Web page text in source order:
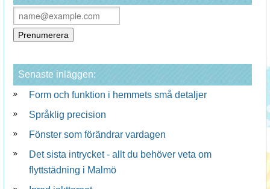
Senaste inläggen:
Form och funktion i hemmets små detaljer
Språklig precision
Fönster som förändrar vardagen
Det sista intrycket - allt du behöver veta om
flyttstädning i Malmö